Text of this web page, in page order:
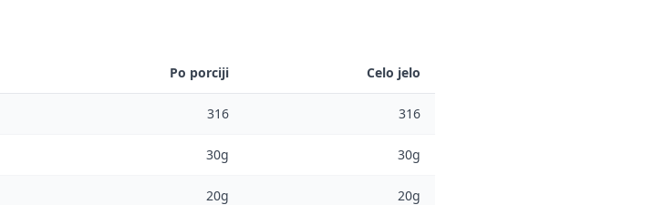
Po porciji Celo jelo
316 316
30g 30g
20g 20g